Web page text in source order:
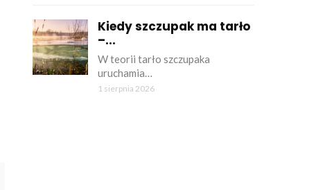
Kiedy szczupak ma tarło
–...
W teorii tarło szczupaka
uruchamia…
1 sierpnia 2026